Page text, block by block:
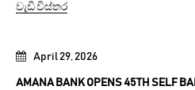
April 29, 2026
AMANA BANK OPENS 45TH SELF
වැඩි විස්තර